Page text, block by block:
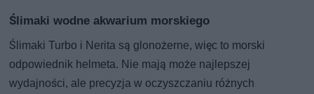
Ślimaki wodne akwarium morskiego
Ślimaki Turbo i Nerita są glonożerne, więc to morski
odpowiednik helmeta. Nie mają może najlepszej
wydajności, ale precyzja w oczyszczaniu różnych